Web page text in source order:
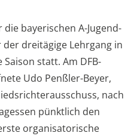
die bayerischen A-Jugend-
dreitägige Lehrgang in
statt. Am DFB-
Udo Penßler-Beyer,
nach
pünktlich den
organisatorische